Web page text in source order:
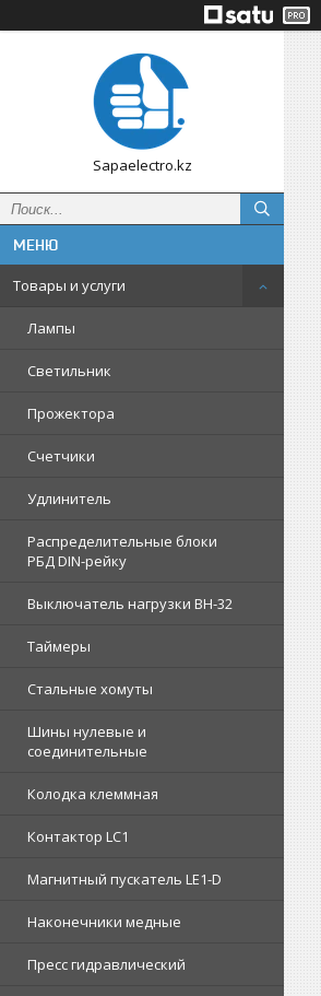
Sapaelectro.kz
Товары и услуги
Лампы
Светильник
Прожектора
Счетчики
Удлинитель
Распределительные блоки
РБД DIN-рейку
Выключатель нагрузки ВН-32
Таймеры
Стальные хомуты
Шины нулевые и
соединительные
Колодка клеммная
Контактор LC1
Магнитный пускатель LE1-D
Наконечники медные
Пресс гидравлический